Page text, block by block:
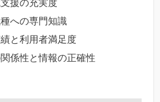
支援の充実度
種への専門知識
績と利用者満足度
関係性と情報の正確性